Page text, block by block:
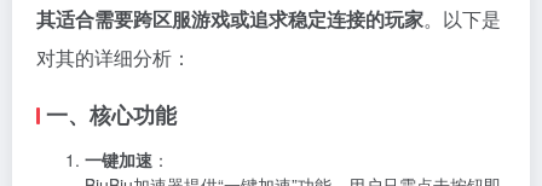
其适合需要跨区服游戏或追求稳定连接的玩家。以下是
对其的详细分析：
一、核心功能
一键加速 ：